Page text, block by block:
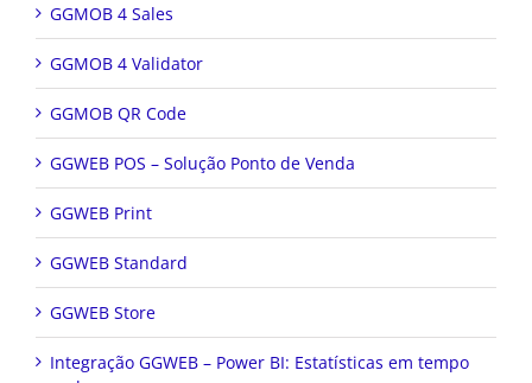
GGMOB 4 Sales
GGMOB 4 Validator
GGMOB QR Code
GGWEB POS – Solução Ponto de Venda
GGWEB Print
GGWEB Standard
GGWEB Store
Integração GGWEB – Power BI: Estatísticas em tempo